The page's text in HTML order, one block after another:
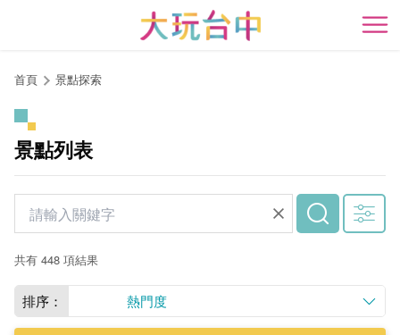
開
首頁 景點探索
景點列表
共有 448 項結果
排序： 熱門度